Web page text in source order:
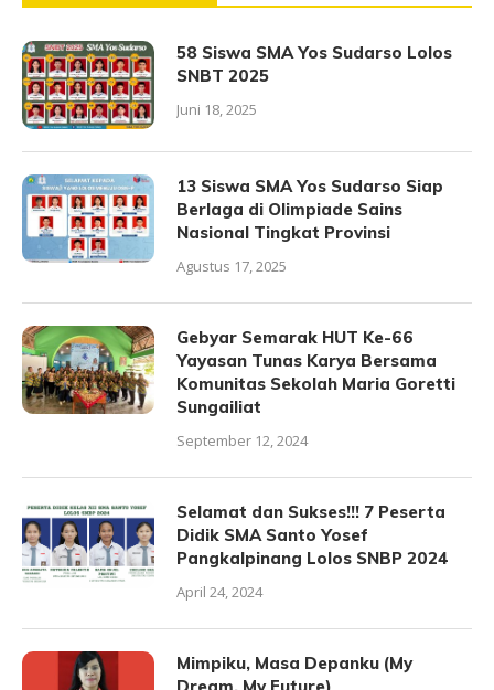
58 Siswa SMA Yos Sudarso Lolos
SNBT 2025
Juni 18, 2025
13 Siswa SMA Yos Sudarso Siap
Berlaga di Olimpiade Sains
Nasional Tingkat Provinsi
Agustus 17, 2025
Gebyar Semarak HUT Ke-66
Yayasan Tunas Karya Bersama
Komunitas Sekolah Maria Goretti
Sungailiat
September 12, 2024
Selamat dan Sukses!!! 7 Peserta
Didik SMA Santo Yosef
Pangkalpinang Lolos SNBP 2024
April 24, 2024
Mimpiku, Masa Depanku (My